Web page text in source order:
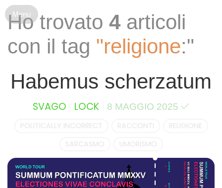
Ho trovato 4 articoli
con il tag "religione:"
Habemus scherzatum
SVAGO LOCK 8 MAGGIO 2025
POLITICALLY INCORRECT RACCONTI
RELIGIONE
SARCASMO
UMORISMO